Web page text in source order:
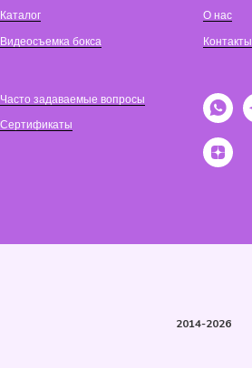
Каталог
Видеосъемка бокса
О нас
Контакты
Часто задаваемые вопросы
Сертификаты
2014-2026